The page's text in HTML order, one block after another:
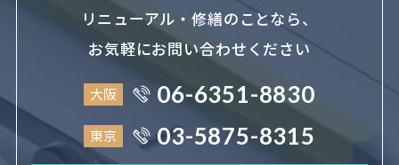
リニューアル・修繕のことなら、
お気軽にお問い合わせください
大阪 06-6351-8830
東京 03-5875-8315